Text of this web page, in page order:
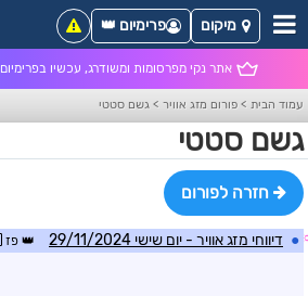
אתר נקי מפרסומות ומשודרג, עכשיו בפרימיום
מיקום פרימיום 👑
עמוד הבית > פורום מזג אוויר > גשם סטטי
גשם סטטי
חזרה לפורום
● דיווחי מזג אוויר - יום שישי 29/11/2024 פז